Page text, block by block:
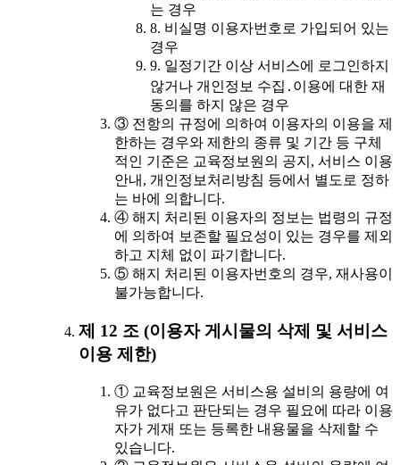
는 경우
8. 비실명 이용자번호로 가입되어 있는
경우
9. 일정기간 이상 서비스에 로그인하지
않거나 개인정보 수집․이용에 대한 재
동의를 하지 않은 경우
③ 전항의 규정에 의하여 이용자의 이용을 제
한하는 경우와 제한의 종류 및 기간 등 구체
적인 기준은 교육정보원의 공지, 서비스 이용
안내, 개인정보처리방침 등에서 별도로 정하
는 바에 의합니다.
④ 해지 처리된 이용자의 정보는 법령의 규정
에 의하여 보존할 필요성이 있는 경우를 제외
하고 지체 없이 파기합니다.
⑤ 해지 처리된 이용자번호의 경우, 재사용이
불가능합니다.
제 12 조 (이용자 게시물의 삭제 및 서비스
이용 제한)
① 교육정보원은 서비스용 설비의 용량에 여
유가 없다고 판단되는 경우 필요에 따라 이용
자가 게재 또는 등록한 내용물을 삭제할 수
있습니다.